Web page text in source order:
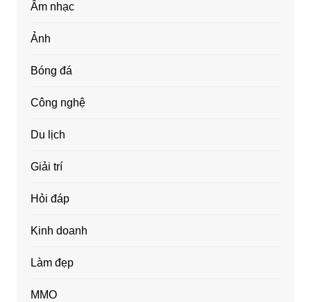
Âm nhạc
Ảnh
Bóng đá
Công nghệ
Du lịch
Giải trí
Hỏi đáp
Kinh doanh
Làm đẹp
MMO